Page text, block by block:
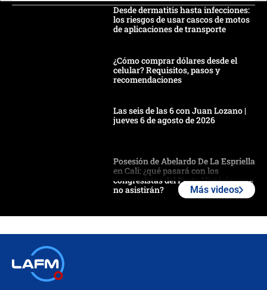
Desde dermatitis hasta infecciones:
los riesgos de usar cascos de motos
de aplicaciones de transporte
¿Cómo comprar dólares desde el
celular? Requisitos, pasos y
recomendaciones
Las seis de las 6 con Juan Lozano |
jueves 6 de agosto de 2026
Posesión de Abelardo De La Espriella
en Cali: ¿qué pasará con los
congresistas del Pacto Histórico que
no asistirán?
Más videos